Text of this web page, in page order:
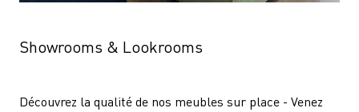
Showrooms & Lookrooms
Découvrez la qualité de nos meubles sur place - Venez